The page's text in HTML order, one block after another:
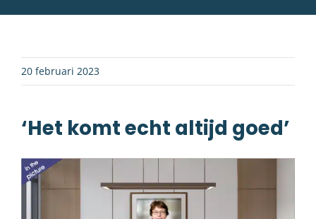
20 februari 2023
‘Het komt echt altijd goed’